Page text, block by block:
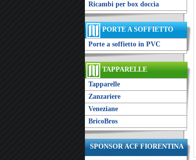
Ricambi per box doccia
PORTE A SOFFIETTO
Porte a soffietto in PVC
TAPPARELLE
Tapparelle
Zanzariere
Veneziane
BricoBros
SPONSOR ACF FIORENTINA